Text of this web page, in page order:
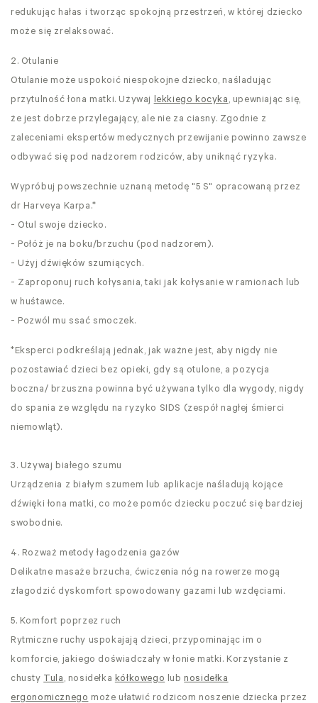
redukując hałas i tworząc spokojną przestrzeń, w której dziecko
może się zrelaksować.
2. Otulanie
Otulanie może uspokoić niespokojne dziecko, naśladując
przytulność łona matki. Używaj lekkiego kocyka , upewniając się,
że jest dobrze przylegający, ale nie za ciasny. Zgodnie z
zaleceniami ekspertów medycznych przewijanie powinno zawsze
odbywać się pod nadzorem rodziców, aby uniknąć ryzyka.
Wypróbuj powszechnie uznaną metodę "5 S" opracowaną przez
dr Harveya Karpa.*
- Otul swoje dziecko.
- Połóż je na boku/brzuchu (pod nadzorem).
- Użyj dźwięków szumiących.
- Zaproponuj ruch kołysania, taki jak kołysanie w ramionach lub
w huśtawce.
- Pozwól mu ssać smoczek.
*Eksperci podkreślają jednak, jak ważne jest, aby nigdy nie
pozostawiać dzieci bez opieki, gdy są otulone, a pozycja
boczna/ brzuszna powinna być używana tylko dla wygody, nigdy
do spania ze względu na ryzyko SIDS (zespół nagłej śmierci
niemowląt).
3. Używaj białego szumu
Urządzenia z białym szumem lub aplikacje naśladują kojące
dźwięki łona matki, co może pomóc dziecku poczuć się bardziej
swobodnie.
4. Rozważ metody łagodzenia gazów
Delikatne masaże brzucha, ćwiczenia nóg na rowerze mogą
złagodzić dyskomfort spowodowany gazami lub wzdęciami.
5. Komfort poprzez ruch
Rytmiczne ruchy uspokajają dzieci, przypominając im o
komforcie, jakiego doświadczały w łonie matki. Korzystanie z
chusty Tula , nosidełka kółkowego lubnosidełka
ergonomicznego może ułatwić rodzicom noszenie dziecka przez